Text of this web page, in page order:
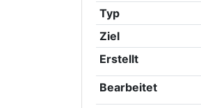
Typ
Ziel
Erstellt
Bearbeitet